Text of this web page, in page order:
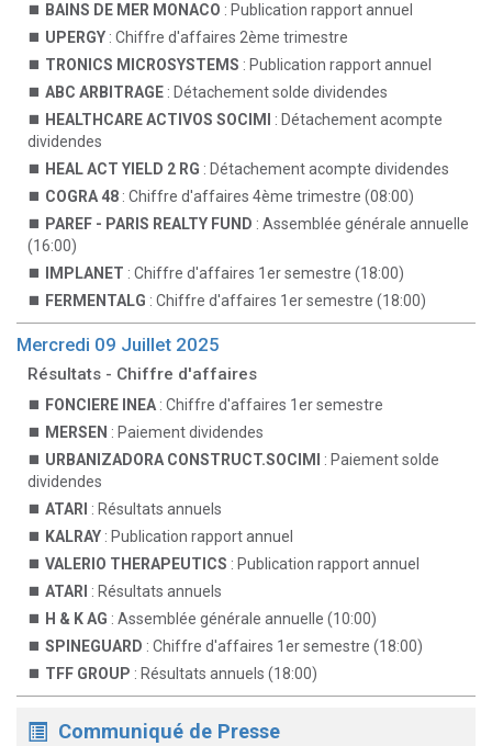
BAINS DE MER MONACO : Publication rapport annuel
UPERGY : Chiffre d'affaires 2ème trimestre
TRONICS MICROSYSTEMS : Publication rapport annuel
ABC ARBITRAGE : Détachement solde dividendes
HEALTHCARE ACTIVOS SOCIMI
: Détachement acompte
dividendes
HEAL ACT YIELD 2 RG : Détachement acompte dividendes
COGRA 48 : Chiffre d'affaires 4ème trimestre (08:00)
PAREF - PARIS REALTY FUND : Assemblée générale annuelle
(16:00)
IMPLANET : Chiffre d'affaires 1er semestre (18:00)
FERMENTALG : Chiffre d'affaires 1er semestre (18:00)
Mercredi 09 Juillet 2025
Résultats - Chiffre d'affaires
FONCIERE INEA : Chiffre d'affaires 1er semestre
MERSEN : Paiement dividendes
URBANIZADORA CONSTRUCT.SOCIMI
: Paiement solde
dividendes
ATARI : Résultats annuels
KALRAY : Publication rapport annuel
VALERIO THERAPEUTICS : Publication rapport annuel
ATARI : Résultats annuels
H & K AG : Assemblée générale annuelle (10:00)
SPINEGUARD : Chiffre d'affaires 1er semestre (18:00)
TFF GROUP : Résultats annuels (18:00)
Communiqué de Presse